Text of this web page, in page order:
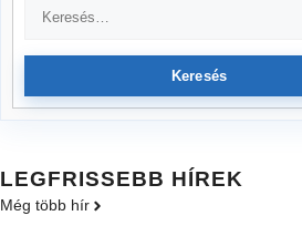
Keresés
LEGFRISSEBB HÍREK
Még több hír